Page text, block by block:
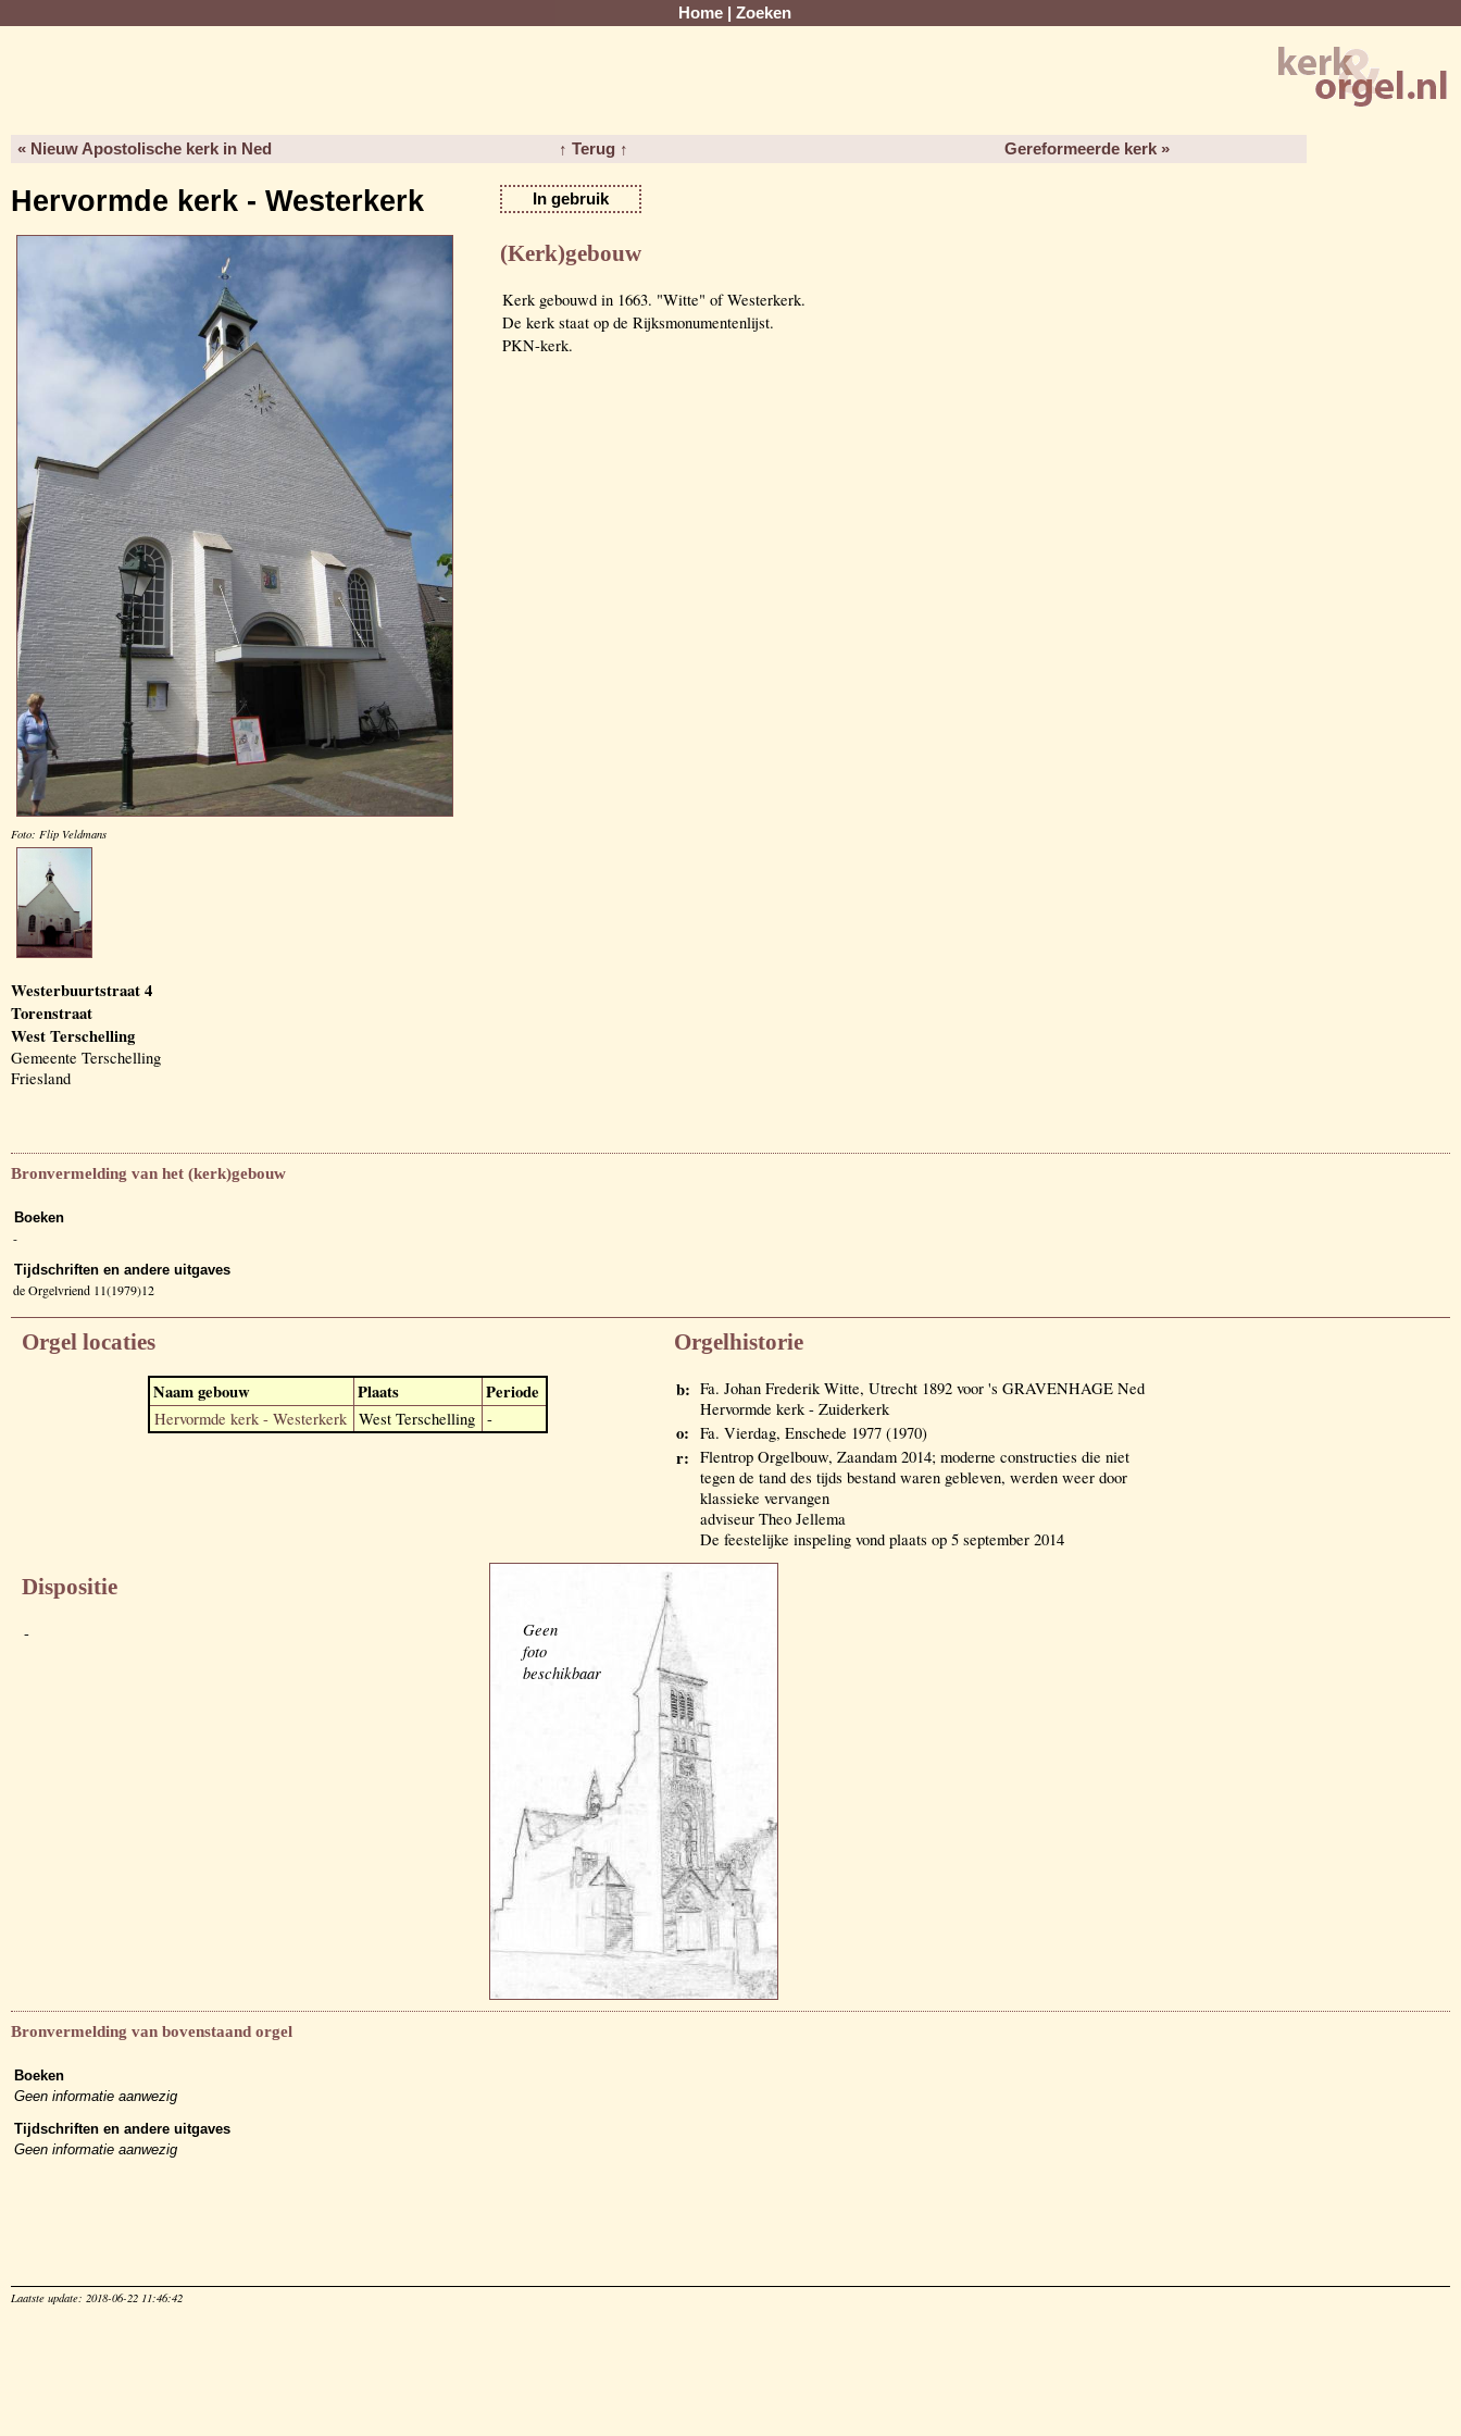
Home Zoeken
« Nieuw Apostolische kerk in Ned ↑ Terug ↑ Gereformeerde kerk »
Hervormde kerk - Westerkerk In gebruik
Foto: Flip Veldmans
Westerbuurtstraat 4
Torenstraat
West Terschelling
Gemeente Terschelling
Friesland
(Kerk)gebouw
Kerk gebouwd in 1663. "Witte" of Westerkerk.
De kerk staat op de Rijksmonumentenlijst.
PKN-kerk.
Bronvermelding van het (kerk)gebouw
Boeken
-
Tijdschriften en andere uitgaves
de Orgelvriend 11(1979)12
Orgel locaties
Naam gebouw Plaats Periode
Hervormde kerk - Westerkerk West Terschelling -
Orgelhistorie
b: Fa. Johan Frederik Witte, Utrecht 1892 voor 's GRAVENHAGE Ned
Hervormde kerk - Zuiderkerk
o: Fa. Vierdag, Enschede 1977 (1970)
r: Flentrop Orgelbouw, Zaandam 2014; moderne constructies die niet
tegen de tand des tijds bestand waren gebleven, werden weer door
klassieke vervangen
adviseur Theo Jellema
De feestelijke inspeling vond plaats op 5 september 2014
Dispositie
-
Geen
foto
beschikbaar
Bronvermelding van bovenstaand orgel
Boeken
Geen informatie aanwezig
Tijdschriften en andere uitgaves
Geen informatie aanwezig
Laatste update: 2018-06-22 11:46:42